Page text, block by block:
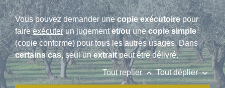
Vous pouvez demander unecopie exécutoirepour
faireexécuterun jugementet/ouunecopie simple
(copie conforme) pour tous les autres usages. Dans
certains cas, seul unextraitpeut être délivré.
Tout replierkeyboard_arrow_up Tout déplierkeyboard_arrow_down